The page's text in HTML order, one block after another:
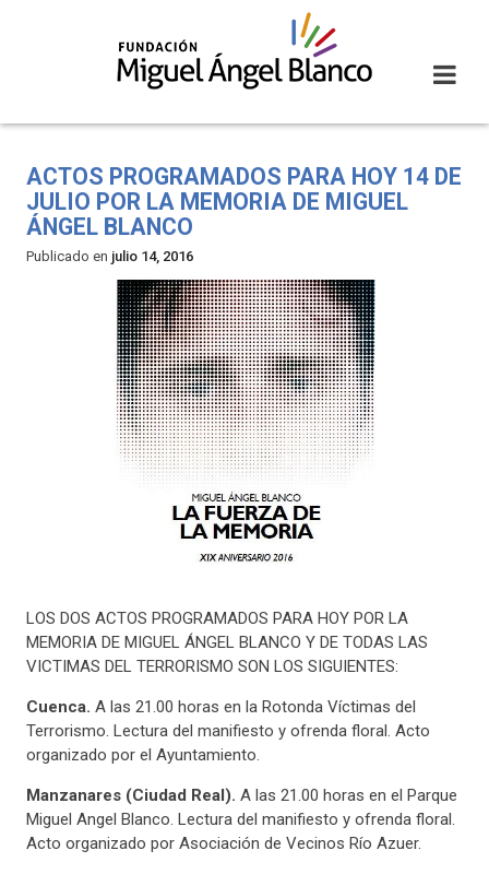
ACTOS PROGRAMADOS PARA HOY 14 DE
JULIO POR LA MEMORIA DE MIGUEL
ÁNGEL BLANCO
Publicado en julio 14, 2016
LOS DOS ACTOS PROGRAMADOS PARA HOY POR LA
MEMORIA DE MIGUEL ÁNGEL BLANCO Y DE TODAS LAS
VICTIMAS DEL TERRORISMO SON LOS SIGUIENTES:
Cuenca. A las 21.00 horas en la Rotonda Víctimas del
Terrorismo. Lectura del manifiesto y ofrenda floral. Acto
organizado por el Ayuntamiento.
Manzanares (Ciudad Real). A las 21.00 horas en el Parque
Miguel Angel Blanco. Lectura del manifiesto y ofrenda floral.
Acto organizado por Asociación de Vecinos Río Azuer.